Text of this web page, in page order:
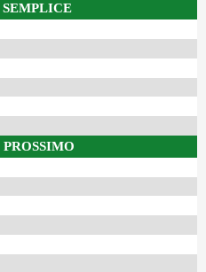
PROSSIMO